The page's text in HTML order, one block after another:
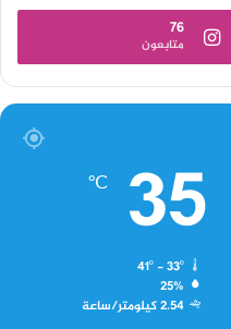
76
متابعون
35
℃
41º - 33º
25%
2.54 كيلومتر/ساعة